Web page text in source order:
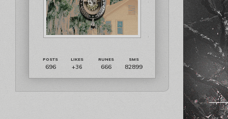
696 +36 666 82899